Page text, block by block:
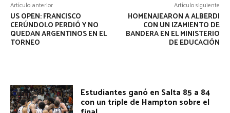
Artículo anterior
US OPEN: FRANCISCO
CERÚNDOLO PERDIÓ Y NO
QUEDAN ARGENTINOS EN EL
TORNEO
Artículo siguiente
HOMENAJEARON A ALBERDI
CON UN IZAMIENTO DE
BANDERA EN EL MINISTERIO
DE EDUCACIÓN
Estudiantes ganó en Salta 85 a 84
con un triple de Hampton sobre el